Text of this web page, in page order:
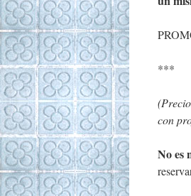
***
con
No es